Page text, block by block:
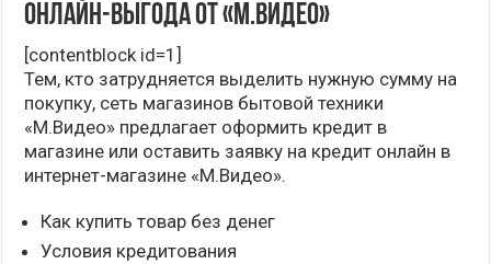
Онлайн-выгода от «М.Видео»
[contentblock id=1]
Тем, кто затрудняется выделить нужную сумму на
покупку, сеть магазинов бытовой техники
«М.Видео» предлагает оформить кредит в
магазине или оставить заявку на кредит онлайн в
интернет-магазине «М.Видео».
Как купить товар без денег
Условия кредитования